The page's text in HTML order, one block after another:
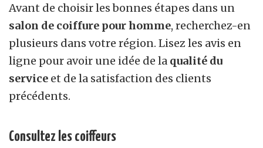
Avant de choisir les bonnes étapes dans un
salon de coiffure pour homme, recherchez-en
plusieurs dans votre région. Lisez les avis en
ligne pour avoir une idée de la qualité du
service et de la satisfaction des clients
précédents.
Consultez les coiffeurs